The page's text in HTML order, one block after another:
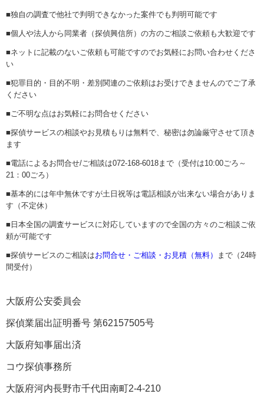
■独自の調査で他社で判明できなかった案件でも判明可能です
■個人や法人から同業者（探偵興信所）の方のご相談ご依頼も大歓迎です
■ネットに記載のないご依頼も可能ですのでお気軽にお問い合わせくださ
い
■犯罪目的・目的不明・差別関連のご依頼はお受けできませんのでご了承
ください
■ご不明な点はお気軽にお問合せください
■探偵サービスの相談やお見積もりは無料で、秘密は勿論厳守させて頂き
ます
■電話によるお問合せ/ご相談は072-168-6018まで（受付は10:00ごろ～
21：00ごろ）
■基本的には年中無休ですが土日祝等は電話相談が出来ない場合がありま
す（不定休）
■日本全国の調査サービスに対応していますので全国の方々のご相談ご依
頼が可能です
■探偵サービスのご相談はお問合せ・ご相談・お見積（無料）
まで（24時
間受付）
大阪府公安委員会
探偵業届出証明番号 第62157505号
大阪府知事届出済
コウ探偵事務所
大阪府河内長野市千代田南町2-4-210